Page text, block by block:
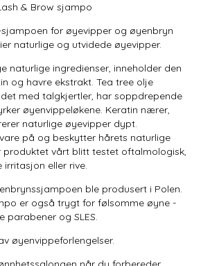
& Brow sjampo
sjampoen for øyevipper og øyenbryn
naturlige og utvidede øyevipper.
naturlige ingredienser, inneholder den
og havre ekstrakt. Tea tree olje
med talgkjertler, har soppdrepende
øyenvippeløkene. Keratin nærer,
naturlige øyevipper dypt.
på og beskytter hårets naturlige
produktet vårt blitt testet oftalmologisk,
irritasjon eller rive.
ble produsert i Polen.
er også trygt for følsomme øyne -
parabener og SLES.
øyenvippeforlengelser.